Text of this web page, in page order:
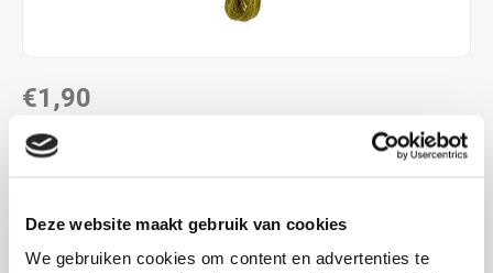
Deze website maakt gebruik van cookies
We gebruiken cookies om content en advertenties te
€1,90
DIRECT LEVERBAAR
"DMC COLOUR VARIATIONS" OF "DMC LIGHT
EFFECTS " KOOPT, ONTVANG JE EEN KORTING VAN
100% OP HET LAAGSTGEPRIJSDE PRODUCT.